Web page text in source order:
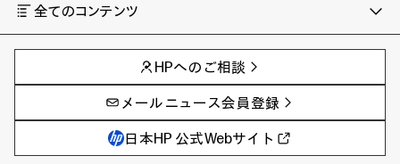
全てのコンテンツ
AIの進化と活用事例
製品トレンド & レビュー
サイバーセキュリティ
教育とテクノロジー
ハイブリッドワーク
事例
イベントレポート
AI PC
AIワークステーション
Poly
WXP（DEXツール）
HPへのご相談
メールニュース会員登録
日本HP 公式Webサイト